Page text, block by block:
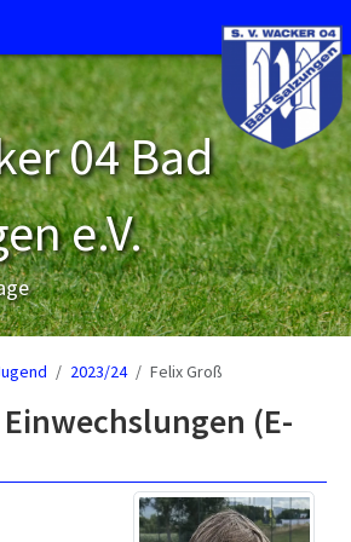
04 Bad
e.V.
2023/24 Felix Groß
(E-